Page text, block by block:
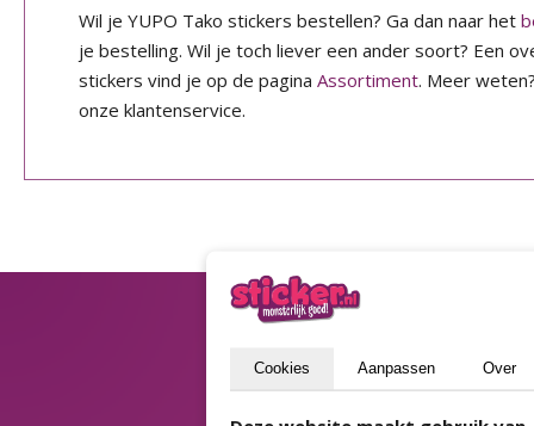
Wil je YUPO Tako stickers bestellen? Ga dan naar het
je bestelling. Wil je toch liever een ander soort? Een
stickers vind je op de pagina Assortiment. Meer
onze klantenservice.
(privacyverklaring)
Cookies Aanpassen Over